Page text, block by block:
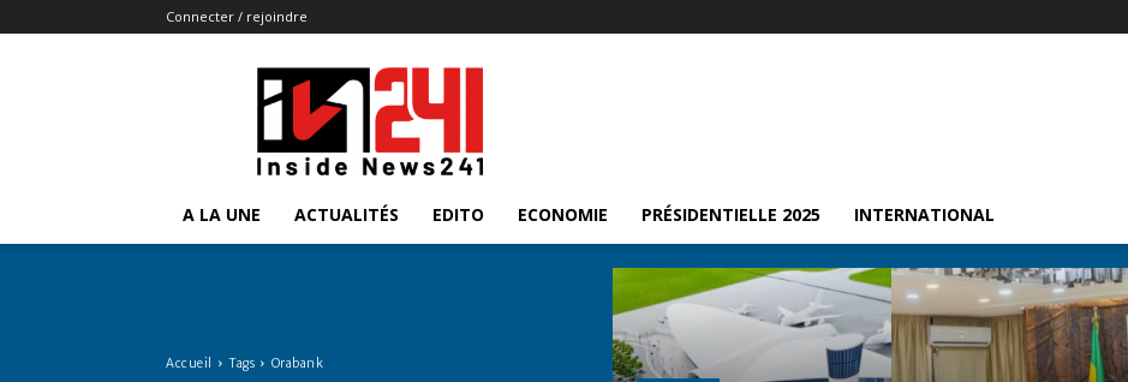
Connecter / rejoindre
Insidenews241
A LA UNE ACTUALITÉS EDITO ECONOMIE PRÉSIDENTIELLE 2025 INTERNATIONAL
Accueil Tags Orabank